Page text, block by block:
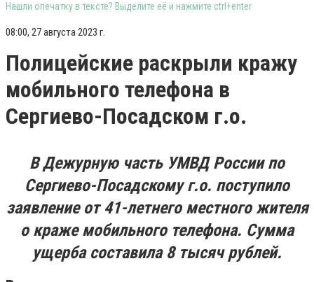
Нашли опечатку в тексте? Выделите её и нажмите ctrl+enter
08:00, 27 августа 2023 г.
Полицейские раскрыли кражу
мобильного телефона в
Сергиево-Посадском г.о.
В Дежурную часть УМВД России по
Сергиево-Посадскому г.о. поступило
заявление от 41-летнего местного жителя
о краже мобильного телефона. Сумма
ущерба составила 8 тысяч рублей.